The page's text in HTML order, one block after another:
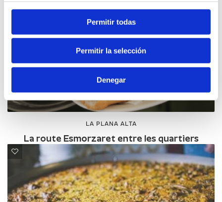
Permitir todas
Permitir la selección
Denegar
LA PLANA ALTA
La route Esmorzaret entre les quartiers